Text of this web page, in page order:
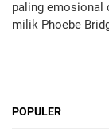
paling emosional
milik Phoebe
POPULER